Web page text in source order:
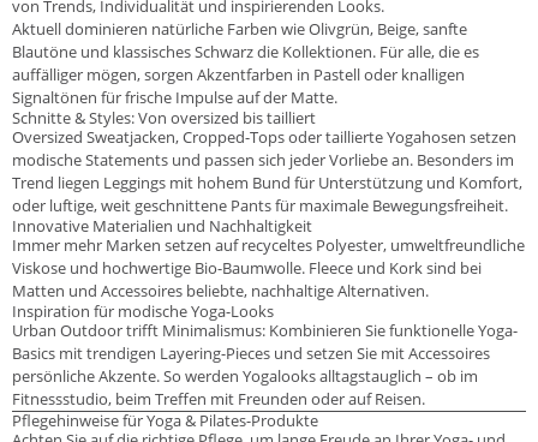
von Trends, Individualität und inspirierenden Looks.
Aktuell dominieren natürliche Farben wie Olivgrün, Beige, sanfte
Blautöne und klassisches Schwarz die Kollektionen. Für alle, die es
auffälliger mögen, sorgen Akzentfarben in Pastell oder knalligen
Signaltönen für frische Impulse auf der Matte.
Schnitte & Styles: Von oversized bis tailliert
Oversized Sweatjacken, Cropped-Tops oder taillierte Yogahosen setzen
modische Statements und passen sich jeder Vorliebe an. Besonders im
Trend liegen Leggings mit hohem Bund für Unterstützung und Komfort,
oder luftige, weit geschnittene Pants für maximale Bewegungsfreiheit.
Innovative Materialien und Nachhaltigkeit
Immer mehr Marken setzen auf recyceltes Polyester, umweltfreundliche
Viskose und hochwertige Bio-Baumwolle. Fleece und Kork sind bei
Matten und Accessoires beliebte, nachhaltige Alternativen.
Inspiration für modische Yoga-Looks
Urban Outdoor trifft Minimalismus: Kombinieren Sie funktionelle Yoga-
Basics mit trendigen Layering-Pieces und setzen Sie mit Accessoires
persönliche Akzente. So werden Yogalooks alltagstauglich – ob im
Fitnessstudio, beim Treffen mit Freunden oder auf Reisen.
Pflegehinweise für Yoga & Pilates-Produkte